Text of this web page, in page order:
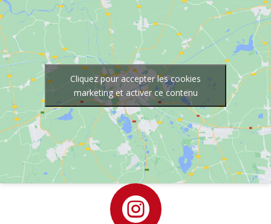
Cliquez pour accepter les cookies
marketing et activer ce contenu
